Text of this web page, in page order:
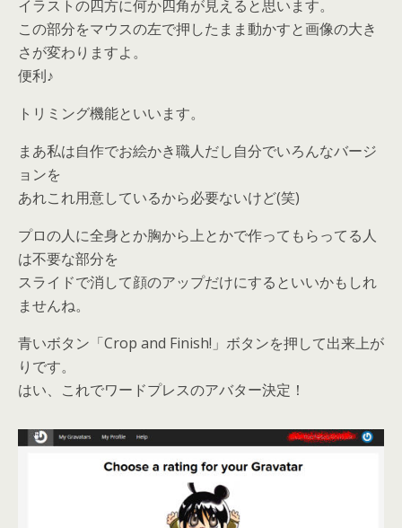
イラストの四方に何か四角が見えると思います。
この部分をマウスの左で押したまま動かすと画像の大き
さが変わりますよ。
便利♪
トリミング機能といいます。
まあ私は自作でお絵かき職人だし自分でいろんなバージ
ョンを
あれこれ用意しているから必要ないけど(笑)
プロの人に全身とか胸から上とかで作ってもらってる人
は不要な部分を
スライドで消して顔のアップだけにするといいかもしれ
ませんね。
青いボタン「Crop and Finish!」ボタンを押して出来上が
りです。
はい、これでワードプレスのアバター決定！